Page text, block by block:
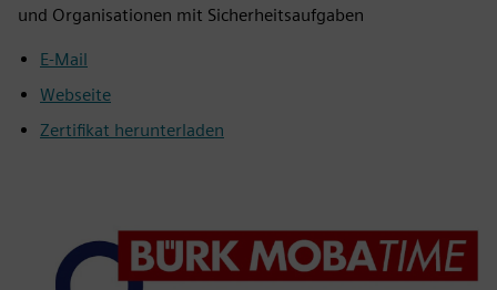
und Organisationen mit Sicherheitsaufgaben
E-Mail
Webseite
Zertifikat herunterladen